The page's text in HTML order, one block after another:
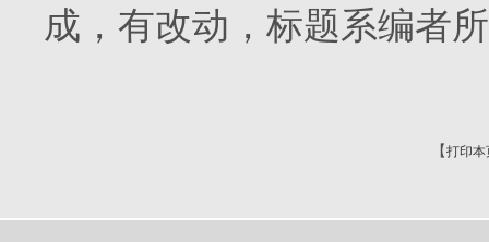
成，有改动，标题系编者
【打印本